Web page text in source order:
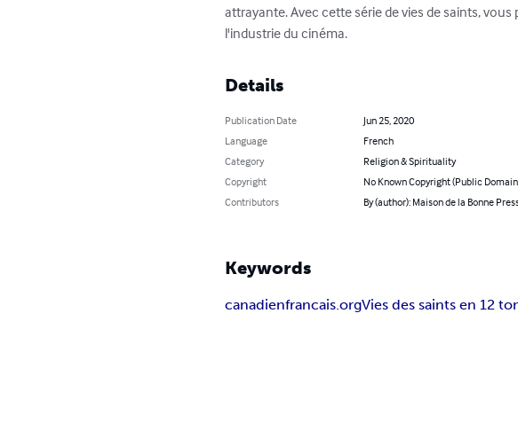
attrayante. Avec cette série de vies de saints,
l'industrie du cinéma.
Details
Publication Date
Jun 25, 2020
Language
French
Category
Religion & Spirituality
Copyright
No Known Copyright (Public
Contributors
By (author): Maison de la Bonne
Keywords
canadienfrancais.orgVies des saints en 12